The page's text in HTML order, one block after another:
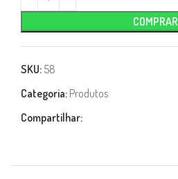
COMPRAR
SKU: 58
Categoria: Produtos
Compartilhar: